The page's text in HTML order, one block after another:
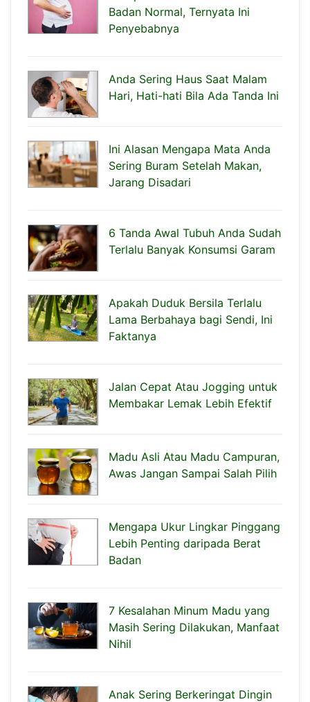
Badan Normal, Ternyata Ini
Penyebabnya
Anda Sering Haus Saat Malam
Hari, Hati-hati Bila Ada Tanda Ini
Ini Alasan Mengapa Mata Anda
Sering Buram Setelah Makan,
Jarang Disadari
6 Tanda Awal Tubuh Anda Sudah
Terlalu Banyak Konsumsi Garam
Apakah Duduk Bersila Terlalu
Lama Berbahaya bagi Sendi, Ini
Faktanya
Jalan Cepat Atau Jogging untuk
Membakar Lemak Lebih Efektif
Madu Asli Atau Madu Campuran,
Awas Jangan Sampai Salah Pilih
Mengapa Ukur Lingkar Pinggang
Lebih Penting daripada Berat
Badan
7 Kesalahan Minum Madu yang
Masih Sering Dilakukan, Manfaat
Nihil
Anak Sering Berkeringat Dingin